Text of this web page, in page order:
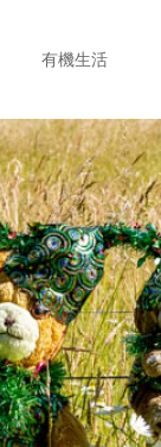
有機生活